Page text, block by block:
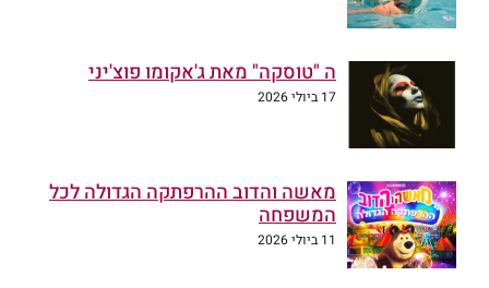
ה "טוסקה" מאת ג'אקומו פוצ'יני
17 ביולי 2026
מאשה והדוב ההרפתקה הגדולה לכל
המשפחה
11 ביולי 2026